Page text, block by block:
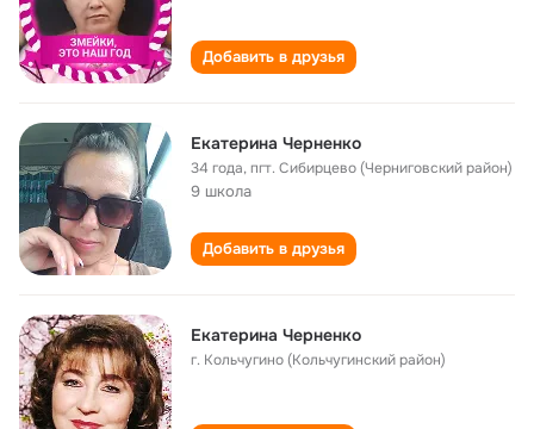
Добавить в друзья
Екатерина Черненко
34 года,пгт. Сибирцево (Черниговский район)
9 школа
Добавить в друзья
Екатерина Черненко
г. Кольчугино (Кольчугинский район)